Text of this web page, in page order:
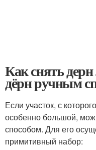
Как снять
дёрн ручным
Если участок, с
особенно большой,
способом. Для его
примитивный набор: